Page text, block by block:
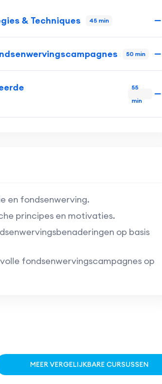
& Techniques 45 min
50 min
55
min
en fondsenwerving.
principes en motivaties.
op basis
fondsenwervingscampagnes op
MEER VERGELIJKBARE CURSUSSEN